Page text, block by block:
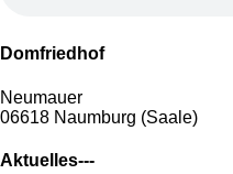
Domfriedhof
Neumauer
06618 Naumburg (Saale)
Aktuelles---